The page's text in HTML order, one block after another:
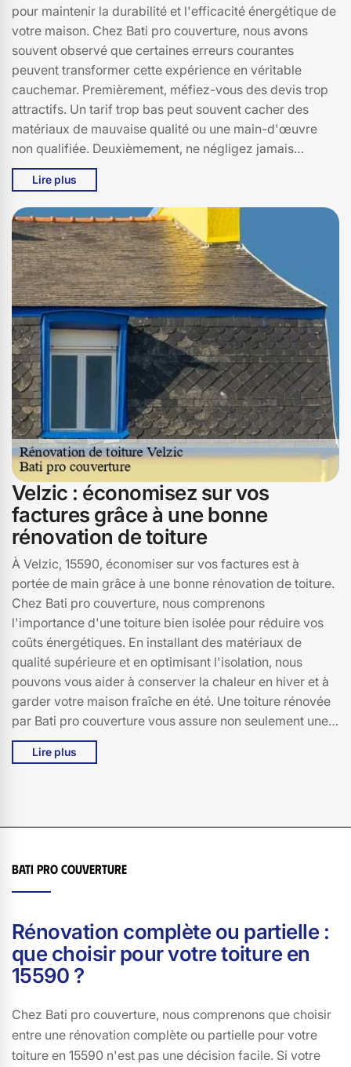
pour maintenir la durabilité et l'efficacité énergétique de
votre maison. Chez Bati pro couverture, nous avons
souvent observé que certaines erreurs courantes
peuvent transformer cette expérience en véritable
cauchemar. Premièrement, méfiez-vous des devis trop
attractifs. Un tarif trop bas peut souvent cacher des
matériaux de mauvaise qualité ou une main-d'œuvre
non qualifiée. Deuxièmement, ne négligez jamais
l'importance des permis de construire. À Velzic (15590),
des réglementations strictes existent et les ignorer peut
entraîner des amendes sévères. Enfin, la saison de
rénovation est également un facteur à ne pas sous-
estimer. L'hiver peut rendre les travaux plus longs et
plus coûteux. Chez Bati pro couverture, nous vous
conseillons toujours de planifier les travaux en période
estivale pour une efficacité maximale. En évitant ces
erreurs, vous assurerez une rénovation de toiture sans
tracas à Velzic.
Lire plus
Velzic : économisez sur vos
factures grâce à une bonne
rénovation de toiture
À Velzic, 15590, économiser sur vos factures est à
portée de main grâce à une bonne rénovation de toiture.
Chez Bati pro couverture, nous comprenons
l'importance d'une toiture bien isolée pour réduire vos
coûts énergétiques. En installant des matériaux de
qualité supérieure et en optimisant l'isolation, nous
pouvons vous aider à conserver la chaleur en hiver et à
garder votre maison fraîche en été. Une toiture rénovée
par Bati pro couverture vous assure non seulement une
protection accrue contre les intempéries, mais aussi une
réduction significative de vos factures de chauffage et
un devis personnalisé et découvrez comment nous
pouvons transformer votre toiture en un véritable atout
Lire plus
Bati pro couverture
Rénovation complète ou partielle :
que choisir pour votre toiture en
15590 ?
Chez Bati pro couverture, nous comprenons que choisir
entre une rénovation complète ou partielle pour votre
toiture en 15590 n'est pas une décision facile. Si votre